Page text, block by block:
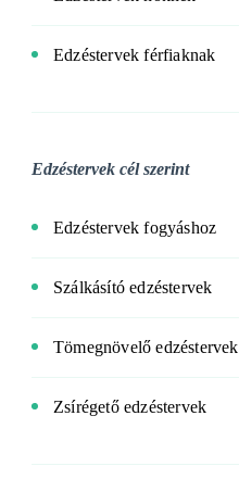
Edzéstervek férfiaknak
Edzéstervek cél szerint
Edzéstervek fogyáshoz
Szálkásító edzéstervek
Tömegnövelő edzéstervek
Zsírégető edzéstervek